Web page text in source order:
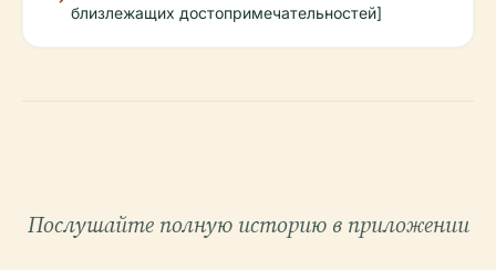
близлежащих достопримечательностей]
Послушайте полную историю в приложении